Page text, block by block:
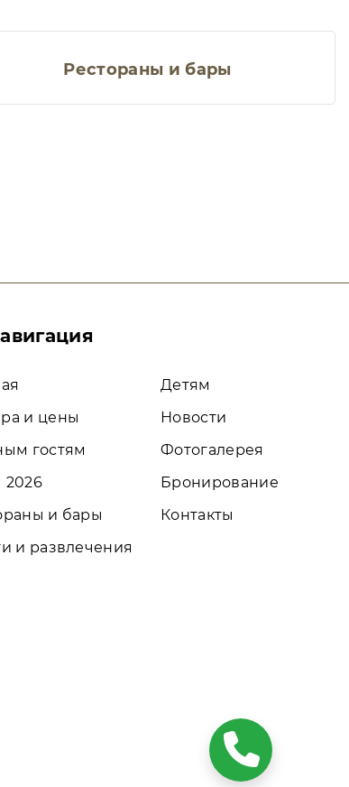
Рестораны и бары
и цены
гостям
и бары
и развлечения
Детям
Новости
Фотогалерея
Бронирование
Контакты